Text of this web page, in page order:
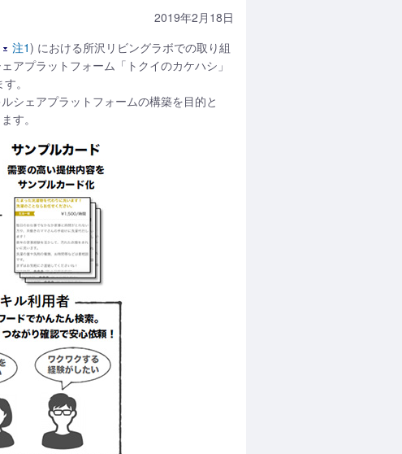
2019年2月18日
注1) における所沢リビングラボでの取り組
アプラットフォーム「トクイのカケハシ」
。
シェアプラットフォームの構築を目的と
す。